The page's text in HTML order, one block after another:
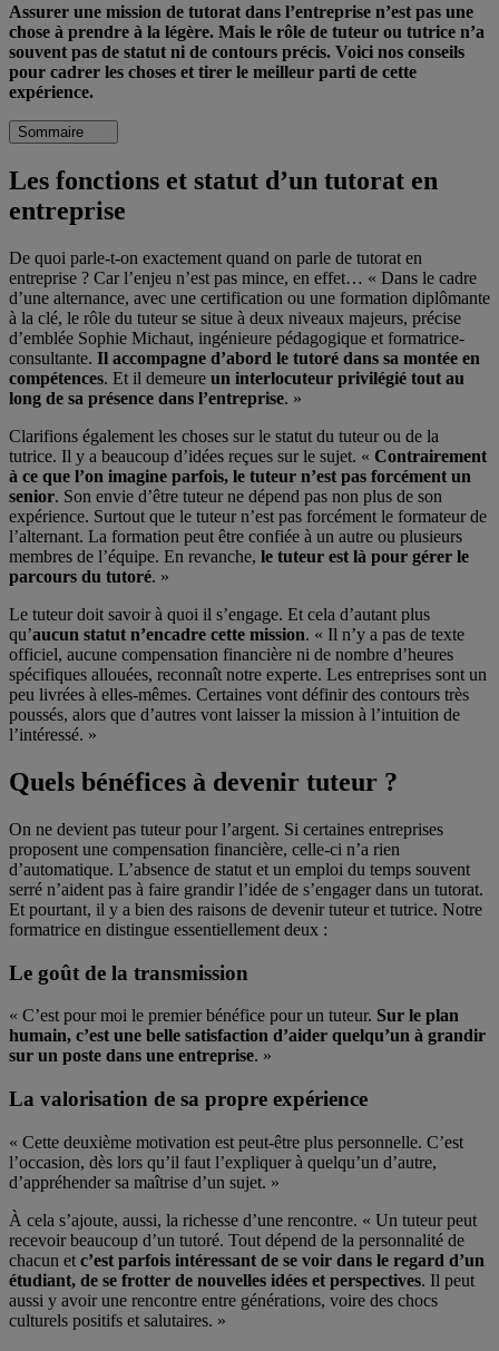
Assurer une mission de tutorat dans l’entreprise n’est pas une
chose à prendre à la légère. Mais le rôle de tuteur ou tutrice n’a
souvent pas de statut ni de contours précis. Voici nos conseils
pour cadrer les choses et tirer le meilleur parti de cette
expérience.
Sommaire
Les fonctions et statut d’un tutorat en
entreprise
De quoi parle-t-on exactement quand on parle de tutorat en
entreprise ? Car l’enjeu n’est pas mince, en effet… « Dans le cadre
d’une alternance, avec une certification ou une formation diplômante
à la clé, le rôle du tuteur se situe à deux niveaux majeurs, précise
d’emblée Sophie Michaut, ingénieure pédagogique et formatrice-
consultante. Il accompagne d’abord le tutoré dans sa montée en
compétences. Et il demeure un interlocuteur privilégié tout au
long de sa présence dans l’entreprise. »
Clarifions également les choses sur le statut du tuteur ou de la
tutrice. Il y a beaucoup d’idées reçues sur le sujet. « Contrairement
à ce que l’on imagine parfois, le tuteur n’est pas forcément un
senior. Son envie d’être tuteur ne dépend pas non plus de son
expérience. Surtout que le tuteur n’est pas forcément le formateur de
l’alternant. La formation peut être confiée à un autre ou plusieurs
membres de l’équipe. En revanche, le tuteur est là pour gérer le
parcours du tutoré. »
Le tuteur doit savoir à quoi il s’engage. Et cela d’autant plus
qu’aucun statut n’encadre cette mission. « Il n’y a pas de texte
officiel, aucune compensation financière ni de nombre d’heures
spécifiques allouées, reconnaît notre experte. Les entreprises sont un
peu livrées à elles-mêmes. Certaines vont définir des contours très
poussés, alors que d’autres vont laisser la mission à l’intuition de
l’intéressé. »
Quels bénéfices à devenir tuteur ?
On ne devient pas tuteur pour l’argent. Si certaines entreprises
proposent une compensation financière, celle-ci n’a rien
d’automatique. L’absence de statut et un emploi du temps souvent
serré n’aident pas à faire grandir l’idée de s’engager dans un tutorat.
Et pourtant, il y a bien des raisons de devenir tuteur et tutrice. Notre
formatrice en distingue essentiellement deux :
Le goût de la transmission
« C’est pour moi le premier bénéfice pour un tuteur. Sur le plan
humain, c’est une belle satisfaction d’aider quelqu’un à grandir
sur un poste dans une entreprise. »
La valorisation de sa propre expérience
« Cette deuxième motivation est peut-être plus personnelle. C’est
l’occasion, dès lors qu’il faut l’expliquer à quelqu’un d’autre,
d’appréhender sa maîtrise d’un sujet. »
À cela s’ajoute, aussi, la richesse d’une rencontre. « Un tuteur peut
recevoir beaucoup d’un tutoré. Tout dépend de la personnalité de
chacun et c’est parfois intéressant de se voir dans le regard d’un
étudiant, de se frotter de nouvelles idées et perspectives. Il peut
aussi y avoir une rencontre entre générations, voire des chocs
culturels positifs et salutaires. »